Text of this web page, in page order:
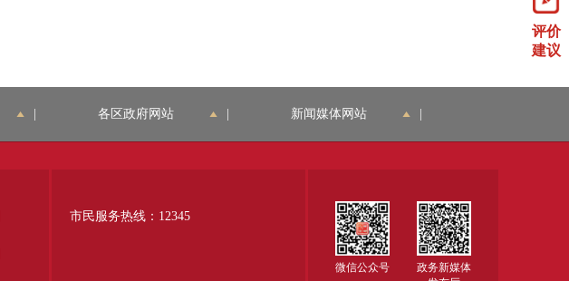
评价
建议
各区政府网站 新闻媒体网站
市民服务热线：12345
微信公众号
政务新媒体